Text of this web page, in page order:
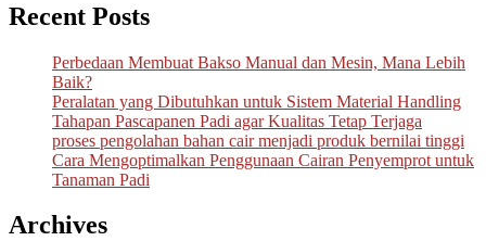
Recent Posts
Perbedaan Membuat Bakso Manual dan Mesin, Mana Lebih
Baik?
Peralatan yang Dibutuhkan untuk Sistem Material Handling
Tahapan Pascapanen Padi agar Kualitas Tetap Terjaga
proses pengolahan bahan cair menjadi produk bernilai tinggi
Cara Mengoptimalkan Penggunaan Cairan Penyemprot untuk
Tanaman Padi
Archives